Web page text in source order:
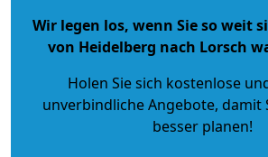
Wir legen los, wenn Sie so weit
von Heidelberg nach Lorsch
Holen Sie sich kostenlose
unverbindliche Angebote, damit
besser planen!